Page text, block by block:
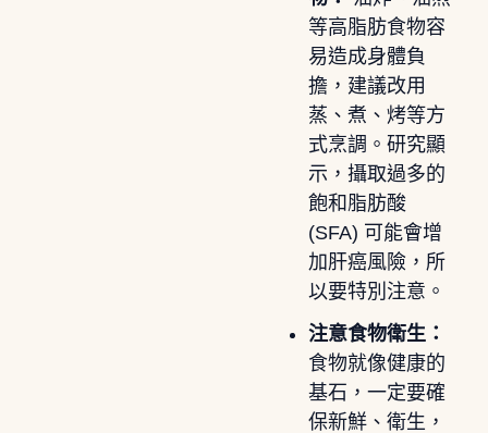
等高脂肪食物容
易造成身體負
擔，建議改用
蒸、煮、烤等方
式烹調。研究顯
示，攝取過多的
飽和脂肪酸
(SFA) 可能會增
加肝癌風險，所
以要特別注意。
注意食物衛生：
食物就像健康的
基石，一定要確
保新鮮、衛生，